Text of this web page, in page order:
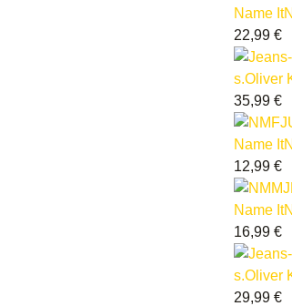
Name It
22,99 €
s.Oliver
35,99 €
Name It
12,99 €
Name It
16,99 €
s.Oliver
29,99 €